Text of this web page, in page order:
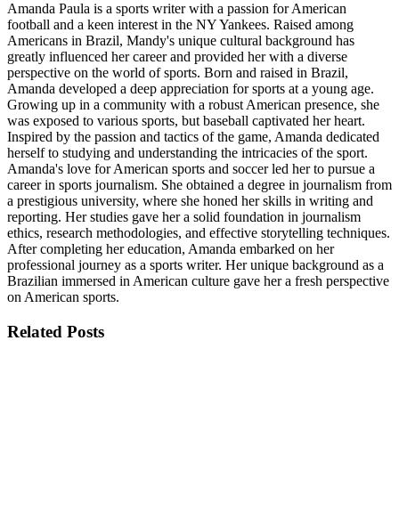
Amanda Paula is a sports writer with a passion for American
football and a keen interest in the NY Yankees. Raised among
Americans in Brazil, Mandy's unique cultural background has
greatly influenced her career and provided her with a diverse
perspective on the world of sports. Born and raised in Brazil,
Amanda developed a deep appreciation for sports at a young age.
Growing up in a community with a robust American presence, she
was exposed to various sports, but baseball captivated her heart.
Inspired by the passion and tactics of the game, Amanda dedicated
herself to studying and understanding the intricacies of the sport.
Amanda's love for American sports and soccer led her to pursue a
career in sports journalism. She obtained a degree in journalism from
a prestigious university, where she honed her skills in writing and
reporting. Her studies gave her a solid foundation in journalism
ethics, research methodologies, and effective storytelling techniques.
After completing her education, Amanda embarked on her
professional journey as a sports writer. Her unique background as a
Brazilian immersed in American culture gave her a fresh perspective
on American sports.
Related Posts